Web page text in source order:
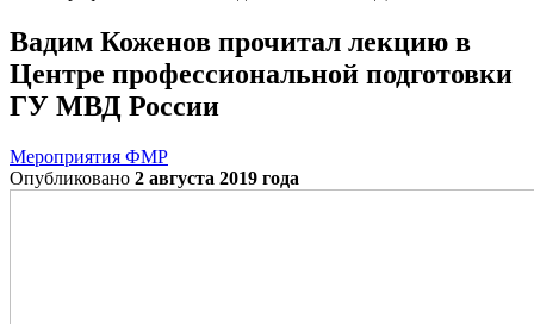
Вадим Коженов прочитал лекцию в
Центре профессиональной подготовки
ГУ МВД России
Мероприятия ФМР
Опубликовано 2 августа 2019 года